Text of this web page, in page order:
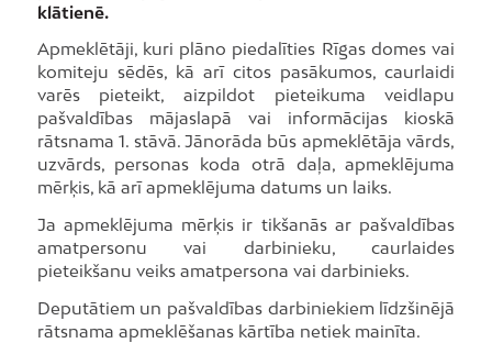
klātienē.
Apmeklētāji, kuri plāno piedalīties Rīgas domes vai
komiteju sēdēs, kā arī citos pasākumos, caurlaidi
varēs pieteikt, aizpildot pieteikuma veidlapu
pašvaldības mājaslapā vai informācijas kioskā
rātsnama 1. stāvā. Jānorāda būs apmeklētāja vārds,
uzvārds, personas koda otrā daļa, apmeklējuma
mērķis, kā arī apmeklējuma datums un laiks.
Ja apmeklējuma mērķis ir tikšanās ar pašvaldības
amatpersonu vai darbinieku, caurlaides
pieteikšanu veiks amatpersona vai darbinieks.
Deputātiem un pašvaldības darbiniekiem līdzšinējā
rātsnama apmeklēšanas kārtība netiek mainīta.